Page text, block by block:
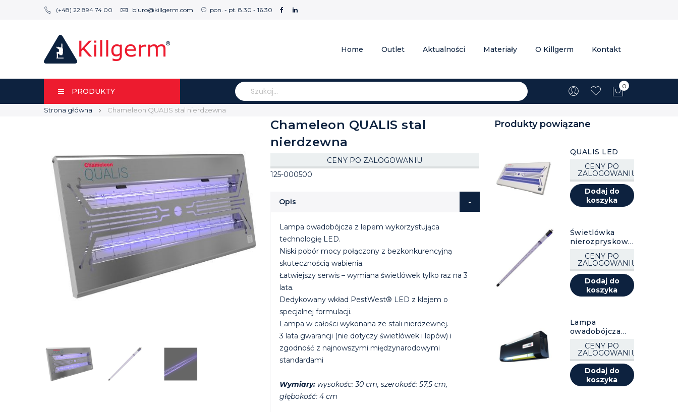
(+48) 22 894 74 00 biuro@killgerm.com pon. - pt. 8.30 - 16.30
Home Outlet Aktualności Materiały O Killgerm Kontakt
PRODUKTY
Szukaj Mój koszyk
0
Strona główna Chameleon QUALIS stal nierdzewna
Chameleon QUALIS stal
nierdzewna
CENY PO ZALOGOWANIU
125-000500
Opis
Lampa owadobójcza z lepem wykorzystująca
technologię LED.
Niski pobór mocy połączony z bezkonkurencyjną
skutecznością wabienia.
Łatwiejszy serwis – wymiana świetlówek tylko raz na 3
lata.
Dedykowany wkład PestWest® LED z klejem o
specjalnej formulacji.
Lampa w całości wykonana ze stali nierdzewnej.
3 lata gwarancji (nie dotyczy świetlówek i lepów) i
zgodność z najnowszymi międzynarodowymi
standardami
Wymiary:wysokośc: 30 cm, szerokość: 57,5 cm,
głębokość: 4 cm
galerii
galerii
Produkty powiązane
QUALIS LED
CENY PO
ZALOGOWANIU
Dodaj do
koszyka
Świetlówka
nierozpryskowa
1 szt.CENY PO
ZALOGOWANIU
Dodaj do
koszyka
Lampa
owadobójcza
szt. CENY PO
ZALOGOWANIU
Dodaj do
koszyka